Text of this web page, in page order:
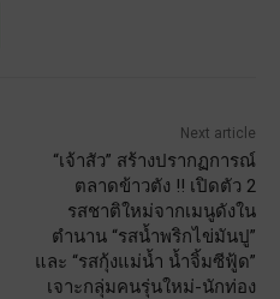
Next article
“เจ้าสัว” สร้างปรากฏการณ์
ตลาดข้าวตัง !! เปิดตัว 2
รสชาติใหม่จากเมนูดังใน
ตำนาน “รสน้ำพริกไข่มันปู”
และ “รสกุ้งแม่น้ำ น้ำจิ้มซีฟู้ด”
เจาะกลุ่มคนรุ่นใหม่-นักท่อง